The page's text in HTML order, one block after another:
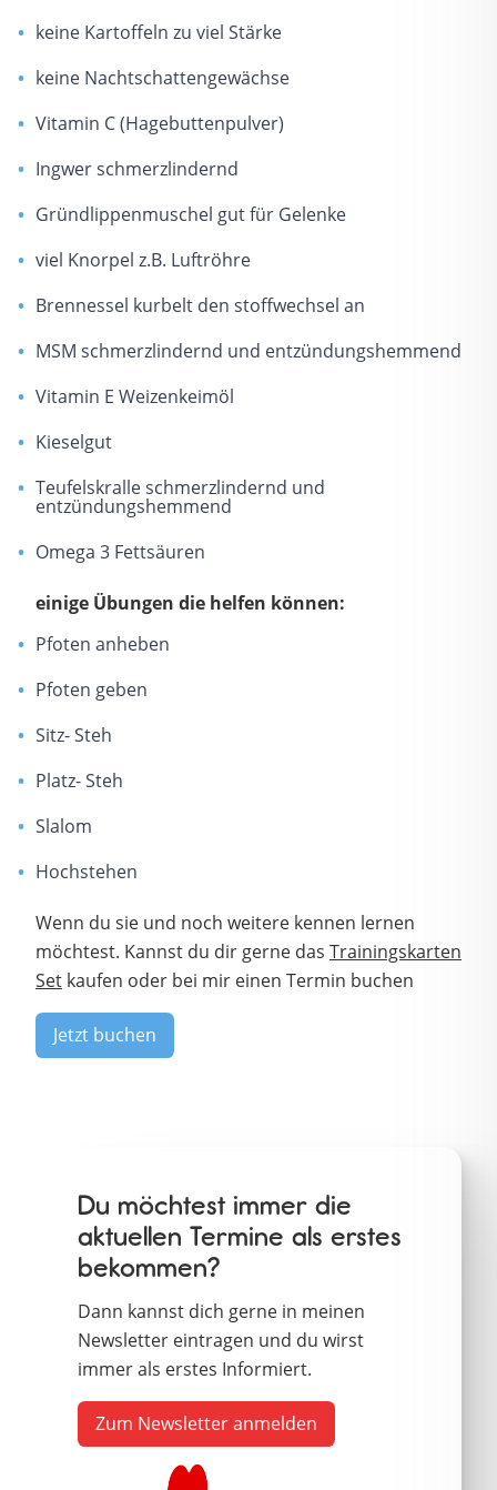
keine Kartoffeln zu viel Stärke
keine Nachtschattengewächse
Vitamin C (Hagebuttenpulver)
Ingwer schmerzlindernd
Gründlippenmuschel gut für Gelenke
viel Knorpel z.B. Luftröhre
Brennessel kurbelt den stoffwechsel an
MSM schmerzlindernd und entzündungshemmend
Vitamin E Weizenkeimöl
Kieselgut
Teufelskralle schmerzlindernd und
entzündungshemmend
Omega 3 Fettsäuren
einige Übungen die helfen können:
Pfoten anheben
Pfoten geben
Sitz- Steh
Platz- Steh
Slalom
Hochstehen
Wenn du sie und noch weitere kennen lernen
möchtest. Kannst du dir gerne das Trainingskarten
Set kaufen oder bei mir einen Termin buchen
Jetzt buchen
Du möchtest immer die
aktuellen Termine als erstes
bekommen?
Dann kannst dich gerne in meinen
Newsletter eintragen und du wirst
immer als erstes Informiert.
Zum Newsletter anmelden